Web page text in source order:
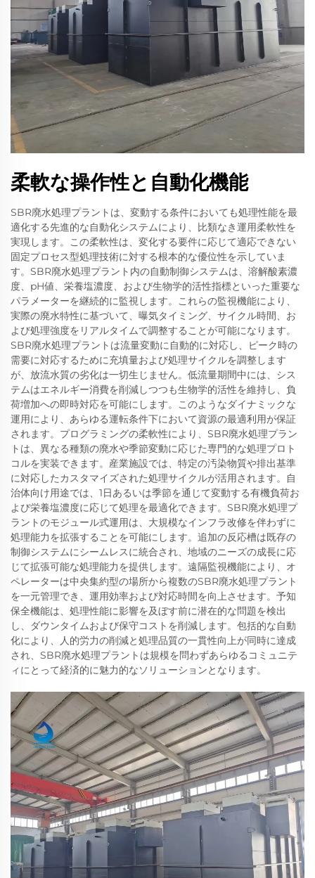
柔軟な操作性と自動化機能
SBR廃水処理プラントは、変動する条件においても処理性能を最
適化する先進的な自動化システムにより、比類なき運用柔軟性を
実現します。この柔軟性は、変化する要件に応じて適応できない
固定プロセス型処理技術に対する根本的な優位性を示していま
す。SBR廃水処理プラント内の自動制御システムは、溶解酸素濃
度、pH値、栄養塩濃度、および生物学的活性指標といった重要な
パラメーターを継続的に監視します。これらの監視機能により、
実際の廃水特性に基づいて、曝気タイミング、サイクル時間、お
よび処理強度をリアルタイムで調整することが可能になります。
SBR廃水処理プラントは流量変動に自動的に対応し、ピーク時の
需要に対応するために充填量および処理サイクルを調整します
が、放流水質の劣化は一切生じません。低流量期間中には、シス
テムはエネルギー消費を削減しつつも生物学的活性を維持し、負
荷増加への即時対応を可能にします。このようなダイナミックな
運用により、あらゆる運転条件下において資源の最適利用が保証
されます。プログラミングの柔軟性により、SBR廃水処理プラン
トは、異なる種類の廃水や季節変動に応じた専門的な処理プロト
コルを実装できます。産業施設では、特定の汚染物質や排出基準
に対応したカスタマイズされた処理サイクルが活用されます。自
治体向け用途では、1日あるいは季節を通じて変動する有機負荷お
よび栄養塩濃度に応じて処理を最適化できます。SBR廃水処理プ
ラントのモジュール式運用は、大規模なインフラ改修を伴わずに
処理能力を拡張することを可能にします。追加の反応槽は既存の
制御システムにシームレスに統合され、地域のニーズの成長に応
じて拡張可能な処理能力を提供します。遠隔監視機能により、オ
ペレーターは中央集約型の場所から複数のSBR廃水処理プラント
を一元管理でき、運用効率および対応時間を向上させます。予知
保全機能は、処理性能に影響を及ぼす前に潜在的な問題を検出
し、ダウンタイムおよび保守コストを削減します。包括的な自動
化により、人的労力の削減と処理品質の一貫性向上が同時に達成
され、SBR廃水処理プラントは規模を問わずあらゆるコミュニテ
ィにとって経済的に魅力的なソリューションとなります。